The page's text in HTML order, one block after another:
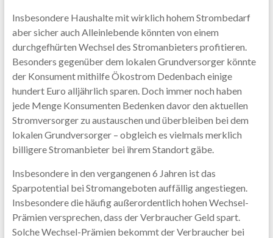
Insbesondere Haushalte mit wirklich hohem Strombedarf
aber sicher auch Alleinlebende könnten von einem
durchgefhürten Wechsel des Stromanbieters profitieren.
Besonders gegenüber dem lokalen Grundversorger könnte
der Konsument mithilfe Ökostrom Dedenbach einige
hundert Euro alljährlich sparen. Doch immer noch haben
jede Menge Konsumenten Bedenken davor den aktuellen
Stromversorger zu austauschen und überbleiben bei dem
lokalen Grundversorger – obgleich es vielmals merklich
billigere Stromanbieter bei ihrem Standort gäbe.
Insbesondere in den vergangenen 6 Jahren ist das
Sparpotential bei Stromangeboten auffällig angestiegen.
Insbesondere die häufig außerordentlich hohen Wechsel-
Prämien versprechen, dass der Verbraucher Geld spart.
Solche Wechsel-Prämien bekommt der Verbraucher bei